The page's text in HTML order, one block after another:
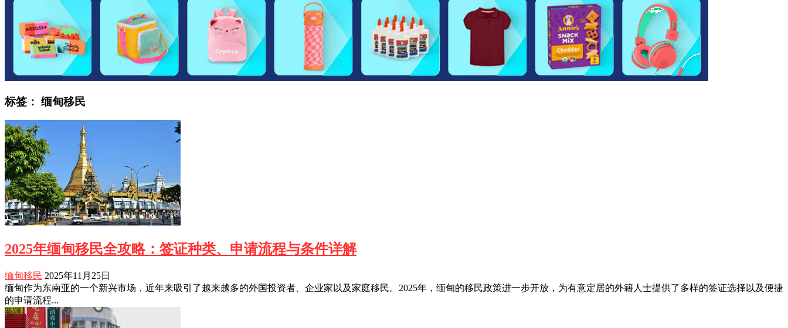
标签： 缅甸移民
2025年缅甸移民全攻略：签证种类、申请流程与条件详解
缅甸移民 2025年11月25日
缅甸作为东南亚的一个新兴市场，近年来吸引了越来越多的外国投资者、企业家以及家庭移民。2025年，缅甸的移民政策进一步开放，为有意定居的外籍人士提供了多样的签证选择以及便捷
的申请流程...